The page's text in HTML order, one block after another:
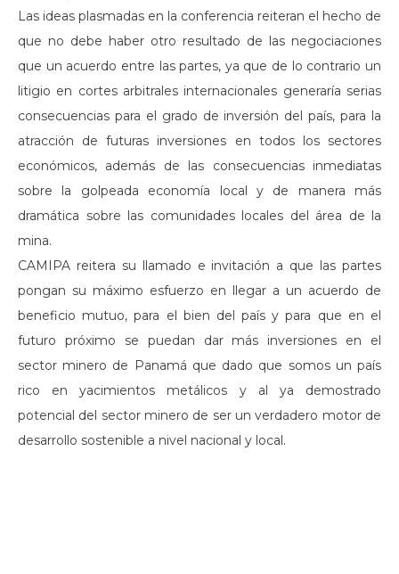
Las ideas plasmadas en la conferencia reiteran el hecho de
que no debe haber otro resultado de las negociaciones
que un acuerdo entre las partes, ya que de lo contrario un
litigio en cortes arbitrales internacionales generaría serias
consecuencias para el grado de inversión del país, para la
atracción de futuras inversiones en todos los sectores
económicos, además de las consecuencias inmediatas
sobre la golpeada economía local y de manera más
dramática sobre las comunidades locales del área de la
mina.
CAMIPA reitera su llamado e invitación a que las partes
pongan su máximo esfuerzo en llegar a un acuerdo de
beneficio mutuo, para el bien del país y para que en el
futuro próximo se puedan dar más inversiones en el
sector minero de Panamá que dado que somos un país
rico en yacimientos metálicos y al ya demostrado
potencial del sector minero de ser un verdadero motor de
desarrollo sostenible a nivel nacional y local.